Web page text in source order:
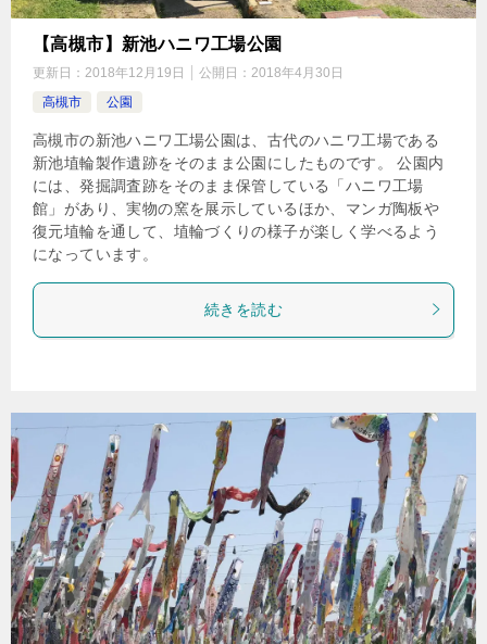
【高槻市】新池ハニワ工場公園
更新日： 2018年12月19日 公開日： 2018年4月30日
高槻市
公園
高槻市の新池ハニワ工場公園は、古代のハニワ工場である
新池埴輪製作遺跡をそのまま公園にしたものです。 公園内
には、発掘調査跡をそのまま保管している「ハニワ工場
館」があり、実物の窯を展示しているほか、マンガ陶板や
復元埴輪を通して、埴輪づくりの様子が楽しく学べるよう
になっています。
続きを読む